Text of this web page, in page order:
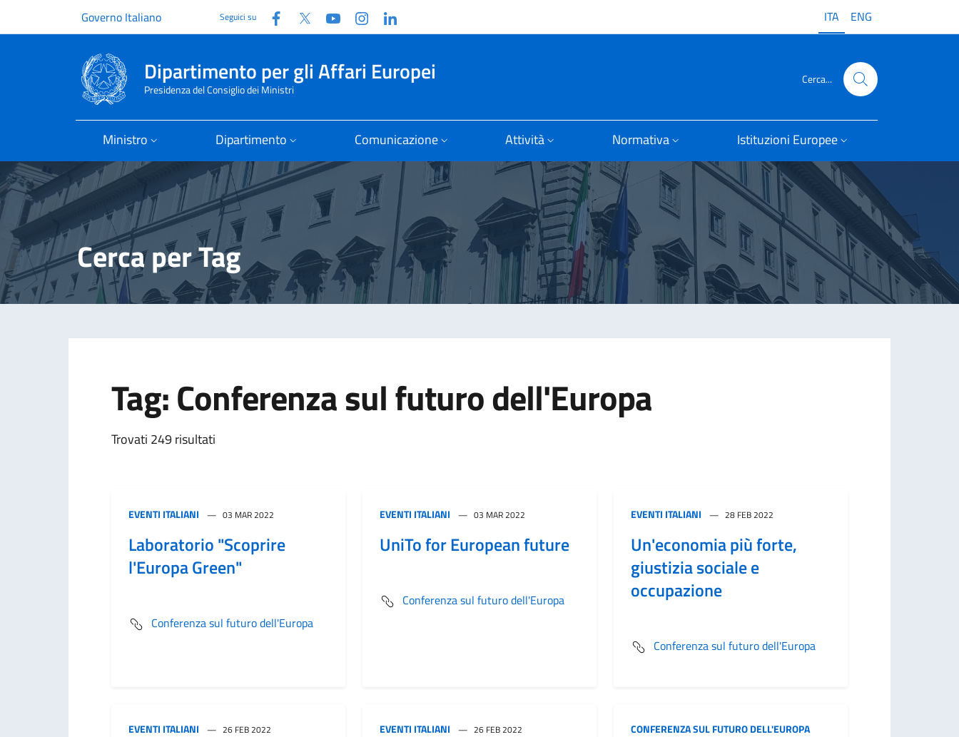
Governo Italiano Seguici su Facebook
Twitter YouTubeInstagram ITA ENG
Dipartimento per gli Affari Europei
Presidenza del Consiglio dei Ministri
Cerca...
Ministro Dipartimento Comunicazione Attività Normativa Istituzioni Europee
Cerca per Tag
Tag: Conferenza sul futuro dell'Europa
Trovati 249 risultati
EVENTI ITALIANI 03 MAR 2022
Laboratorio "Scoprire
l'Europa Green"
Conferenza sul futuro dell'Europa
EVENTI ITALIANI 03 MAR 2022
UniTo for European future
Conferenza sul futuro dell'Europa
EVENTI ITALIANI 28 FEB 2022
Un'economia più forte,
giustizia sociale e
occupazione
Conferenza sul futuro dell'Europa
EVENTI ITALIANI 26 FEB 2022 EVENTI ITALIANI 26 FEB 2022 CONFERENZA SUL FUTURO DELL'EUROPA